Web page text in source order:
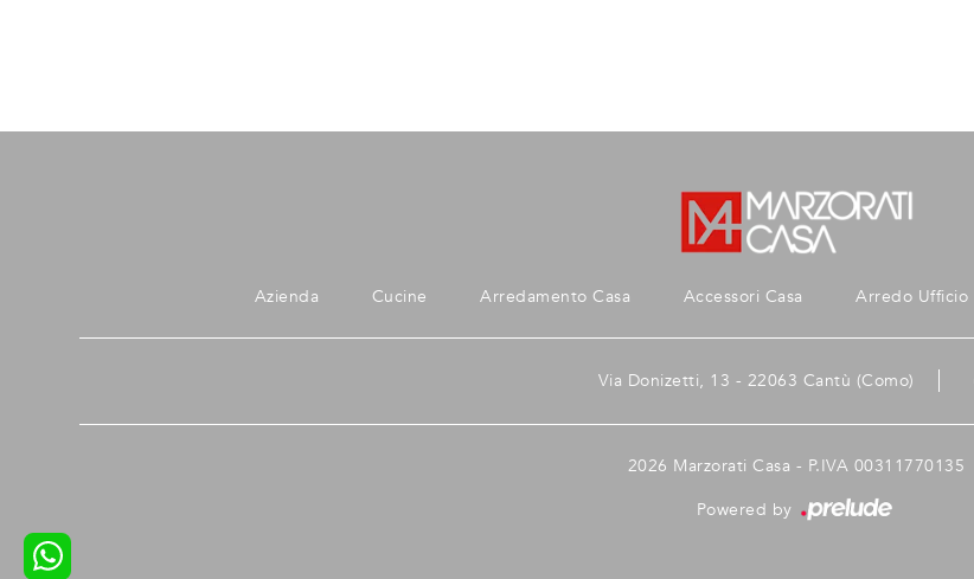
Azienda Cucine Arredamento Casa Accessori Casa Arredo Ufficio
Via Donizetti, 13 - 22063 Cantù (Como)
2026 Marzorati Casa - P.IVA 00311770135
Powered by